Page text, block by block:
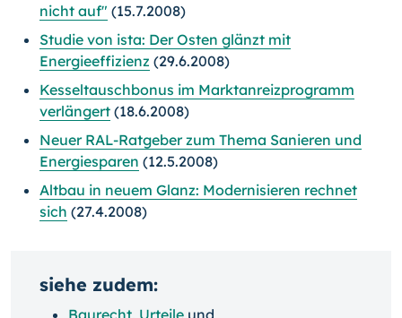
nicht auf" (15.7.2008)
Studie von ista: Der Osten glänzt mit
Energieeffizienz (29.6.2008)
Kesseltauschbonus im Marktanreizprogramm
verlängert (18.6.2008)
Neuer RAL-Ratgeber zum Thema Sanieren und
Energiesparen (12.5.2008)
Altbau in neuem Glanz: Modernisieren rechnet
sich (27.4.2008)
siehe zudem: